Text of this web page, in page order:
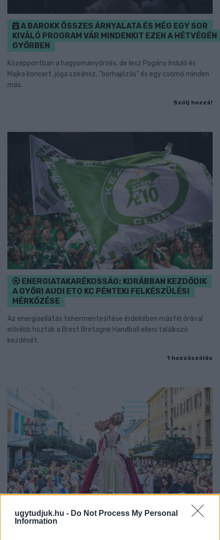
ugytudjuk.hu - Do Not Process My Personal
Information
A BAROKK ÖSSZES ÁRNYALATA ÉS MÉG EGY SOR
KIVÁLÓ PROGRAM VÁR MINDENKIT EZEN A HÉTVÉGÉN
GYŐRBEN
Középpontban a hagyományőrzés, de lesz Pogány Induló és
Majka koncert, jóga szeánsz, “borhajózás” és egy csomó minden
más.
Szólj hozzá!
ENERGIATAKARÉKOSSÁG: KORÁBBAN KEZDŐDIK
A GYŐRI AUDI ETO KC PÉNTEKI FELKÉSZÜLÉSI
MÉRKŐZÉSE
Az energiaellátás tehermentesítése érdekében másfél órával
előrébb hozták a Brest Bretagne Handball elleni találkozó
kezdését.
1 hozzászólás